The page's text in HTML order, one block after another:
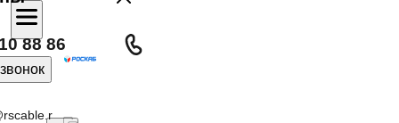
88 86